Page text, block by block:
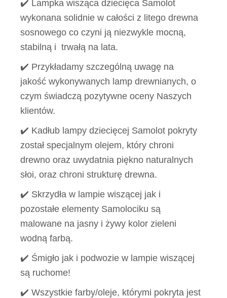
✔️ Lampka wisząca dziecięca Samolot
wykonana solidnie w całości z litego drewna
sosnowego co czyni ją niezwykle mocną,
stabilną i trwałą na lata.
✔️ Przykładamy szczególną uwagę na
jakość wykonywanych lamp drewnianych, o
czym świadczą pozytywne oceny Naszych
klientów.
✔️ Kadłub lampy dziecięcej Samolot pokryty
został specjalnym olejem, który chroni
drewno oraz uwydatnia piękno naturalnych
słoi, oraz chroni strukturę drewna.
✔️ Skrzydła w lampie wiszącej jak i
pozostałe elementy Samolociku są
malowane na jasny i żywy kolor zieleni
wodną farbą.
✔️ Śmigło jak i podwozie w lampie wiszącej
są ruchome!
✔️ Wszystkie farby/oleje, którymi pokryta jest